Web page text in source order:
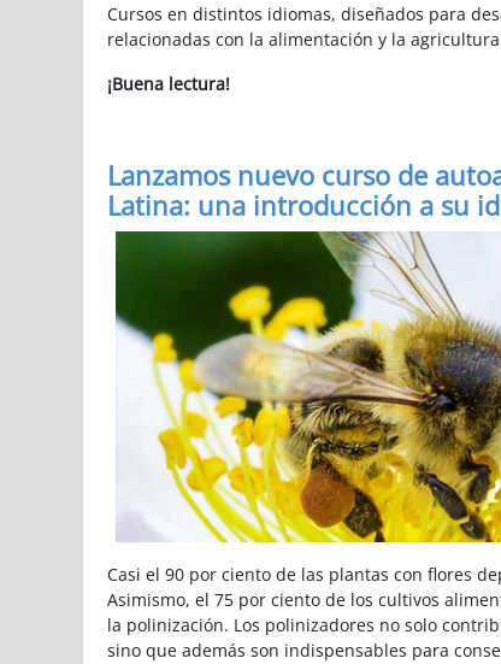
Cursos en distintos idiomas, diseñados para
relacionadas con la alimentación y la
¡Buena lectura!
Lanzamos nuevo curso de
Latina: una introducción a su
Casi el 90 por ciento de las plantas con flores
Asimismo, el 75 por ciento de los cultivos
la polinización. Los polinizadores no solo
sino que además son indispensables para